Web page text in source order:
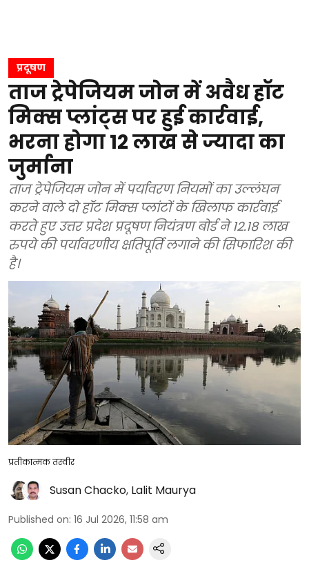
प्रदूषण
ताज ट्रेपेजियम जोन में अवैध हॉट
मिक्स प्लांट्स पर हुई कार्रवाई,
भरना होगा 12 लाख से ज्यादा का
जुर्माना
ताज ट्रेपेजियम जोन में पर्यावरण नियमों का उल्लंघन
करने वाले दो हॉट मिक्स प्लांटों के खिलाफ कार्रवाई
करते हुए उत्तर प्रदेश प्रदूषण नियंत्रण बोर्ड ने 12.18 लाख
रुपये की पर्यावरणीय क्षतिपूर्ति लगाने की सिफारिश की
है।
प्रतीकात्मक तस्वीर
Susan Chacko, Lalit Maurya
Published on: 16 Jul 2026, 11:58 am